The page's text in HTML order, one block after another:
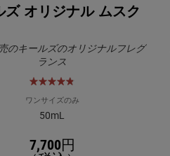
ズ オリジナル ムスク
のキールズのオリジナルフレグ
ランス
ワンサイズのみ
50mL
7,700円